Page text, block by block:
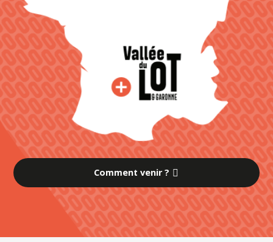
Comment venir ?